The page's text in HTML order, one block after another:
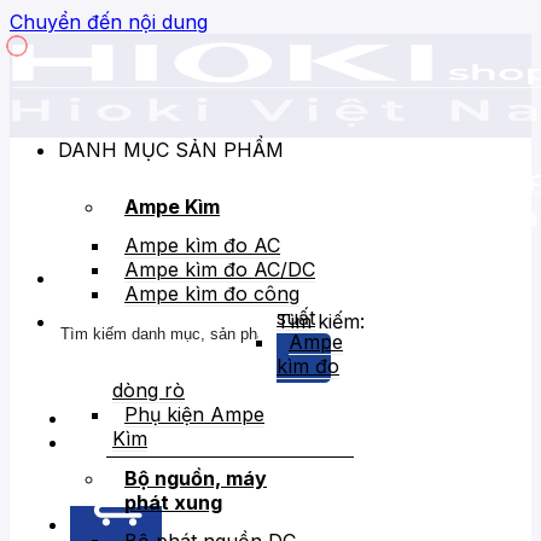
Chuyển đến nội dung
Tìm kiếm:
DANH MỤC SẢN PHẨM
Ampe Kìm
Ampe kìm đo AC
Ampe kìm đo AC/DC
Ampe kìm đo công
suất
Ampe
kìm đo
dòng rò
Phụ kiện Ampe
Kìm
Bộ nguồn, máy
phát xung